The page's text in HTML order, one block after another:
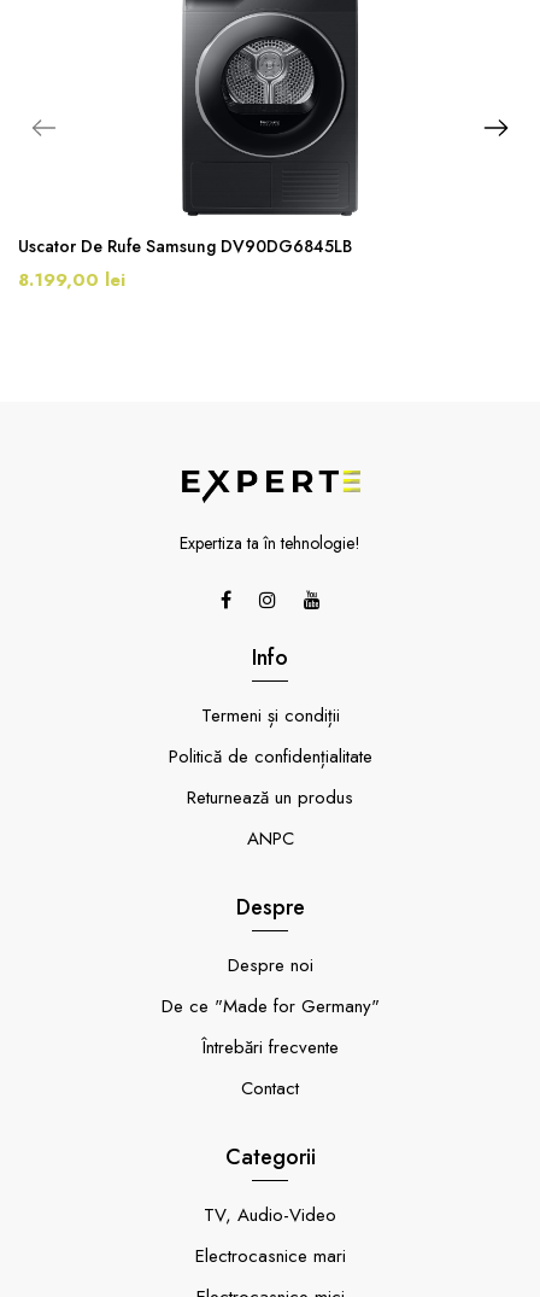
Uscator De Rufe Samsung DV90DG6845LB
8.199,00 lei
Expertiza ta în tehnologie!
Info
Termeni și condiții
Politică de confidențialitate
Returnează un produs
ANPC
Despre
Despre noi
De ce "Made for Germany"
Întrebări frecvente
Contact
Categorii
TV, Audio-Video
Electrocasnice mari